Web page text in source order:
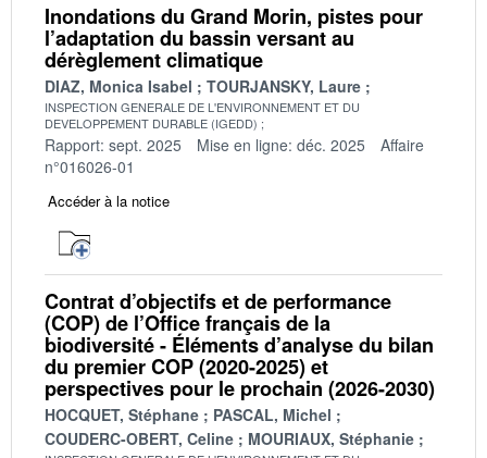
Inondations du Grand Morin, pistes pour
l’adaptation du bassin versant au
dérèglement climatique
DIAZ, Monica Isabel TOURJANSKY, Laure
INSPECTION GENERALE DE L'ENVIRONNEMENT ET DU
DEVELOPPEMENT DURABLE (IGEDD)
Rapport: sept. 2025 Mise en ligne: déc. 2025
Affaire
n°016026-01
Accéder à la notice
Contrat d’objectifs et de performance
(COP) de l’Office français de la
biodiversité - Éléments d’analyse du bilan
du premier COP (2020-2025) et
perspectives pour le prochain (2026-2030)
HOCQUET, Stéphane
PASCAL, Michel
COUDERC-OBERT, Celine
MOURIAUX, Stéphanie